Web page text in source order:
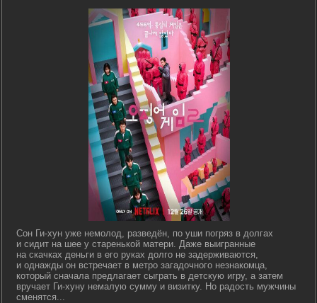
Сон Ги-хун уже немолод, разведён, по уши погряз в долгах
и сидит на шее у старенькой матери. Даже выигранные
на скачках деньги в его руках долго не задерживаются,
и однажды он встречает в метро загадочного незнакомца,
который сначала предлагает сыграть в детскую игру, а затем
вручает Ги-хуну немалую сумму и визитку. Но радость мужчины
сменятся...